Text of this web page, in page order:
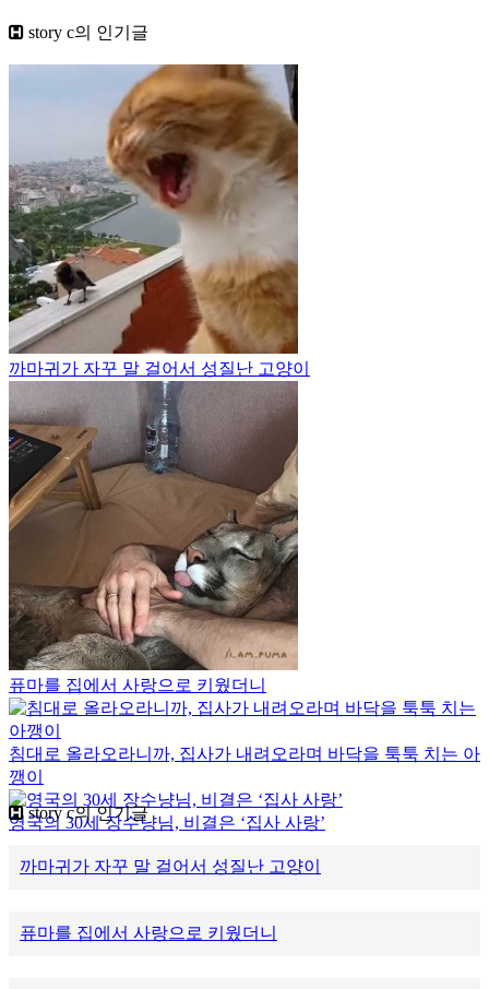
story c의 인기글
까마귀가 자꾸 말 걸어서 성질난 고양이
퓨마를 집에서 사랑으로 키웠더니
침대로 올라오라니까, 집사가 내려오라며 바닥을 툭툭 치는 아
깽이
영국의 30세 장수냥님, 비결은 ‘집사 사랑’
story c의 인기글
까마귀가 자꾸 말 걸어서 성질난 고양이
퓨마를 집에서 사랑으로 키웠더니